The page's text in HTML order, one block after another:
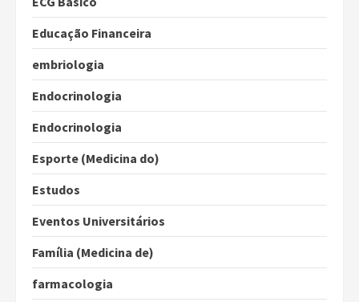
Educação Financeira
embriologia
Endocrinologia
Endocrinologia
Esporte (Medicina do)
Estudos
Eventos Universitários
Família (Medicina de)
farmacologia